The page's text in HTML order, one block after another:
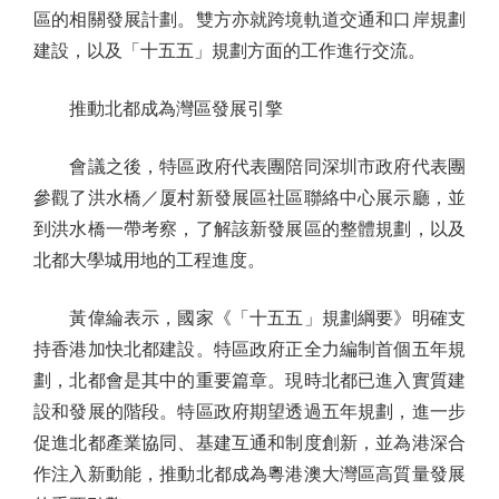
區的相關發展計劃。雙方亦就跨境軌道交通和口岸規劃
建設，以及「十五五」規劃方面的工作進行交流。
推動北都成為灣區發展引擎
會議之後，特區政府代表團陪同深圳市政府代表團
參觀了洪水橋／厦村新發展區社區聯絡中心展示廳，並
到洪水橋一帶考察，了解該新發展區的整體規劃，以及
北都大學城用地的工程進度。
黃偉綸表示，國家《「十五五」規劃綱要》明確支
持香港加快北都建設。特區政府正全力編制首個五年規
劃，北都會是其中的重要篇章。現時北都已進入實質建
設和發展的階段。特區政府期望透過五年規劃，進一步
促進北都產業協同、基建互通和制度創新，並為港深合
作注入新動能，推動北都成為粵港澳大灣區高質量發展